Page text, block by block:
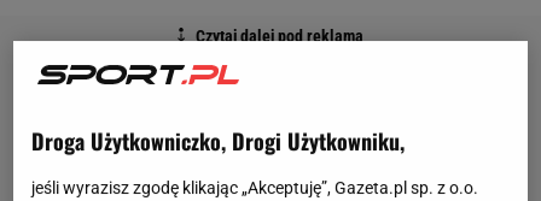
Droga Użytkowniczko, Drogi Użytkowniku,
jeśli wyrazisz zgodę klikając „Akceptuję”, Gazeta.pl sp. z o.o.